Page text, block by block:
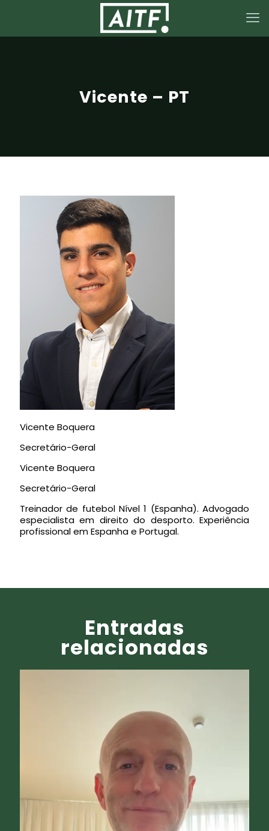
Vicente – PT
Vicente Boquera
Secretário-Geral
Vicente Boquera
Secretário-Geral
Treinador de futebol Nível 1 (Espanha). Advogado
especialista em direito do desporto. Experiência
profissional em Espanha e Portugal.
Entradas
relacionadas